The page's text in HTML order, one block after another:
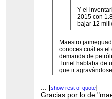
Y el
2015 con
bajar 12
Maestro
conoces cuál es el
demanda de
Turiel hablaba de
que ir
el declive natural
menos que esta
pandemia que
... [show rest of quote]
Gracias por lo de